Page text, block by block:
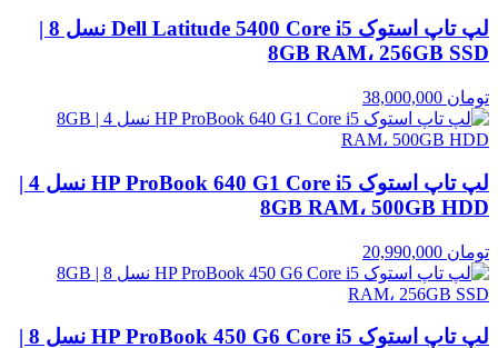
لپ تاپ استوک Dell Latitude 5400 Core i5 نسل 8 |
8GB RAM، 256GB SSD
تومان
لپ تاپ استوک HP ProBook 640 G1 Core i5 نسل 4 |
8GB RAM، 500GB HDD
تومان
لپ تاپ استوک HP ProBook 450 G6 Core i5 نسل 8 |